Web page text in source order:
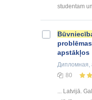
studentam
apstākļos
Дипломная,
80
... Latvijā.